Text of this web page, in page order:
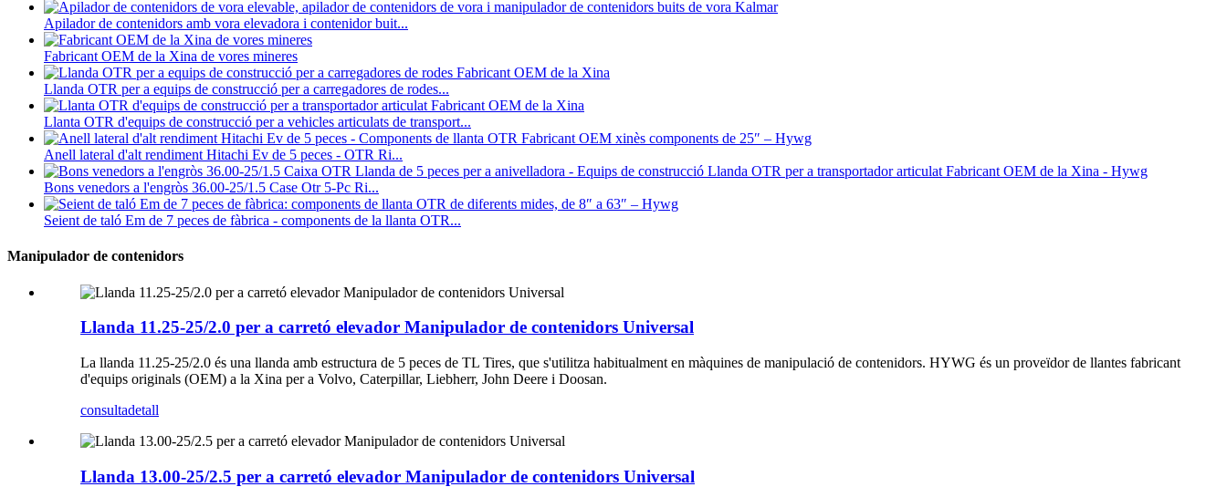
Apilador de contenidors amb vora elevadora i contenidor buit...
Fabricant OEM de la Xina de vores mineres
Llanda OTR per a equips de construcció per a carregadores de rodes...
Llanta OTR d'equips de construcció per a vehicles articulats de transport...
Anell lateral d'alt rendiment Hitachi Ev de 5 peces - OTR Ri...
Bons venedors a l'engròs 36.00-25/1.5 Case Otr 5-Pc Ri...
Seient de taló Em de 7 peces de fàbrica - components de la llanta OTR...
Manipulador de contenidors
Llanda 11.25-25/2.0 per a carretó elevador Manipulador de contenidors Universal
La llanda 11.25-25/2.0 és una llanda amb estructura de 5 peces de TL Tires, que s'utilitza habitualment en màquines de manipulació de contenidors. HYWG és un proveïdor de llantes fabricant
d'equips originals (OEM) a la Xina per a Volvo, Caterpillar, Liebherr, John Deere i Doosan.
consultadetall
Llanda 13.00-25/2.5 per a carretó elevador Manipulador de contenidors Universal